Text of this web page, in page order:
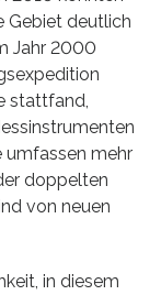
Gebiet deutlich
Jahr 2000
stattfand,
umfassen mehr
doppelten
von neuen
in diesem